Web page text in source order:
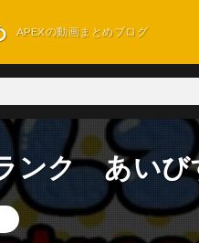
APEXの動画まとめブログ
ランク あい